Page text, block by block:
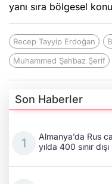
yanı sıra bölgesel
Recep Tayyip Erdoğan
Muhammed Şahbaz Şerif
Son Haberler
Almanya’da Rus
yılda 400 sınır dışı